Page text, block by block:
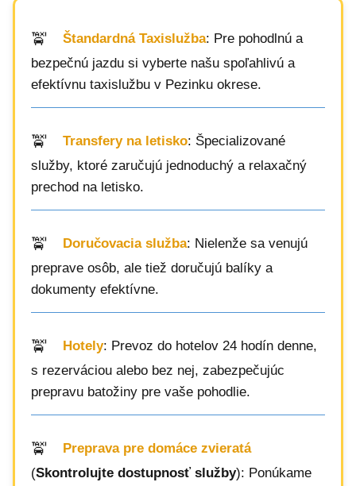
Štandardná Taxislužba: Pre pohodlnú a
bezpečnú jazdu si vyberte našu spoľahlivú a
efektívnu taxislužbu v Pezinku okrese.
Transfery na letisko: Špecializované
služby, ktoré zaručujú jednoduchý a relaxačný
prechod na letisko.
Doručovacia služba: Nielenže sa venujú
preprave osôb, ale tiež doručujú balíky a
dokumenty efektívne.
Hotely: Prevoz do hotelov 24 hodín denne,
s rezerváciou alebo bez nej, zabezpečujúc
prepravu batožiny pre vaše pohodlie.
Preprava pre domáce zvieratá
(Skontrolujte dostupnosť služby): Ponúkame